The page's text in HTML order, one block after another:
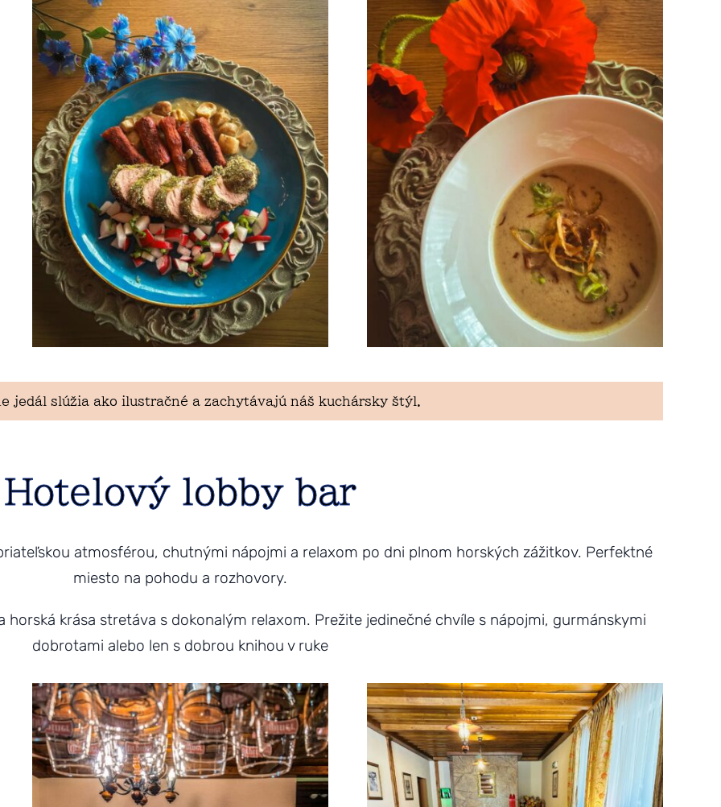
jedál slúžia ako ilustračné a zachytávajú náš kuchársky štýl.
Hotelový lobby bar
atmosférou, chutnými nápojmi a relaxom po dni plnom horských zážitkov. Perfektné
miesto na pohodu a rozhovory.
horská krása stretáva s dokonalým relaxom. Prežite jedinečné chvíle s nápojmi, gurmánskymi
dobrotami alebo len s dobrou knihou v ruke